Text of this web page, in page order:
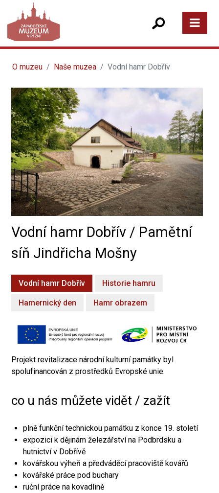
O muzeu Naše muzea Vodní hamr Dobřív
Vodní hamr Dobřív / Pamětní
síň Jindřicha Mošny
Vodní hamr Dobřív Historie hamru
Hamernický den Hamr obrazem
Projekt revitalizace národní kulturní památky byl
spolufinancován z prostředků Evropské unie.
co u nás můžete vidět / zažít
plně funkční technickou památku z konce 19. století
expozici k dějinám železářství na Podbrdsku a
hutnictví v Dobřívě
kovářskou výheň a předváděcí pracoviště kovářů
kovářské práce pod buchary
ruční práce na kovadlině